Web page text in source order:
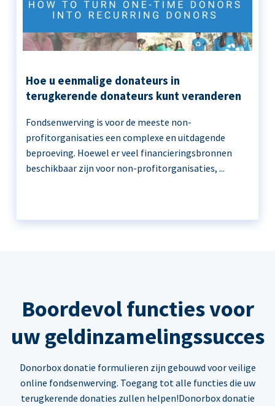
Hoe u eenmalige donateurs in
terugkerende donateurs kunt veranderen
Fondsenwerving is voor de meeste non-
profitorganisaties een complexe en uitdagende
beproeving. Hoewel er veel financieringsbronnen
beschikbaar zijn voor non-profitorganisaties, ...
Boordevol functies voor
uw geldinzamelingssucces
Donorbox donatie formulieren zijn gebouwd voor veilige
online fondsenwerving. Toegang tot alle functies die uw
terugkerende donaties zullen helpen!Donorbox donatie